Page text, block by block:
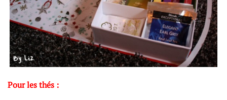
Pour les thés :